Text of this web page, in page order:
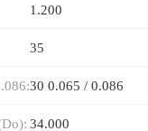
1.200
35
30 0.065 / 0.086
34.000